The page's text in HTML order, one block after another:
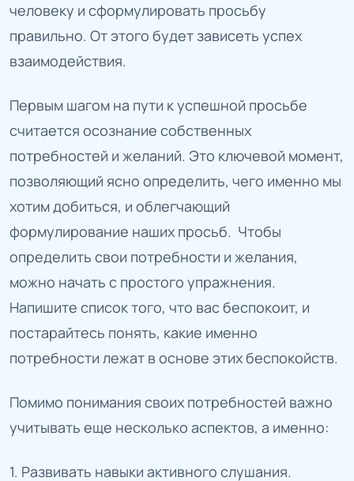
человеку и сформулировать просьбу
правильно. От этого будет зависеть успех
взаимодействия.
Первым шагом на пути к успешной просьбе
считается осознание собственных
потребностей и желаний. Это ключевой момент,
позволяющий ясно определить, чего именно мы
хотим добиться, и облегчающий
формулирование наших просьб. Чтобы
определить свои потребности и желания,
можно начать с простого упражнения.
Напишите список того, что вас беспокоит, и
постарайтесь понять, какие именно
потребности лежат в основе этих беспокойств.
Помимо понимания своих потребностей важно
учитывать еще несколько аспектов, а именно:
1. Развивать навыки активного слушания.